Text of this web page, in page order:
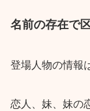
名前の存在で
登場人物の情報
恋人、妹、妹の